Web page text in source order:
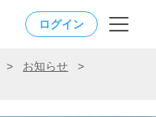
ログイン
> お知らせ
>